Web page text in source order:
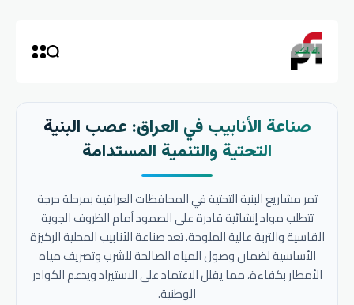
صناعة الأنابيب في العراق: عصب البنية
التحتية والتنمية المستدامة
تمر مشاريع البنية التحتية في المحافظات العراقية بمرحلة حرجة
تتطلب مواد إنشائية قادرة على الصمود أمام الظروف الجوية
القاسية والتربة عالية الملوحة. تعد صناعة الأنابيب المحلية الركيزة
الأساسية لضمان وصول المياه الصالحة للشرب وتصريف مياه
الأمطار بكفاءة، مما يقلل الاعتماد على الاستيراد ويدعم الكوادر
الوطنية.